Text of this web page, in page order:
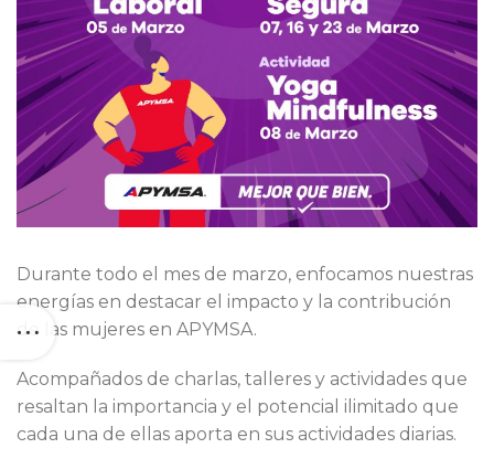
Durante todo el mes de marzo, enfocamos nuestras
energías en destacar el impacto y la contribución
de las mujeres en APYMSA.
Acompañados de charlas, talleres y actividades que
resaltan la importancia y el potencial ilimitado que
cada una de ellas aporta en sus actividades diarias.